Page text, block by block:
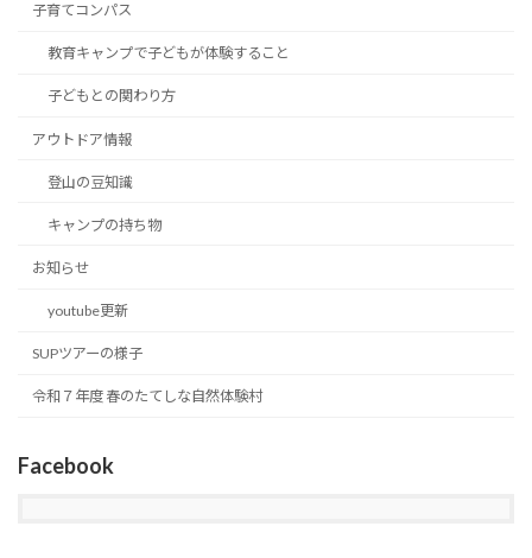
子育てコンパス
教育キャンプで子どもが体験すること
子どもとの関わり方
アウトドア情報
登山の豆知識
キャンプの持ち物
お知らせ
youtube更新
SUPツアーの様子
令和７年度 春のたてしな自然体験村
Facebook